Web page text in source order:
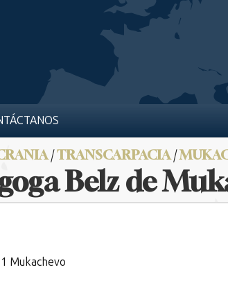
/TRANSCARPACIA/
Belz de
Mukachevo